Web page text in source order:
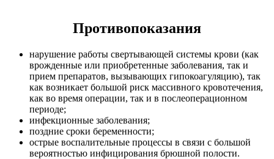
Противопоказания
нарушение работы свертывающей системы крови (как
врожденные или приобретенные заболевания, так и
прием препаратов, вызывающих гипокоагуляцию), так
как возникает большой риск массивного кровотечения,
как во время операции, так и в послеоперационном
периоде;
инфекционные заболевания;
поздние сроки беременности;
острые воспалительные процессы в связи с большой
вероятностью инфицирования брюшной полости.